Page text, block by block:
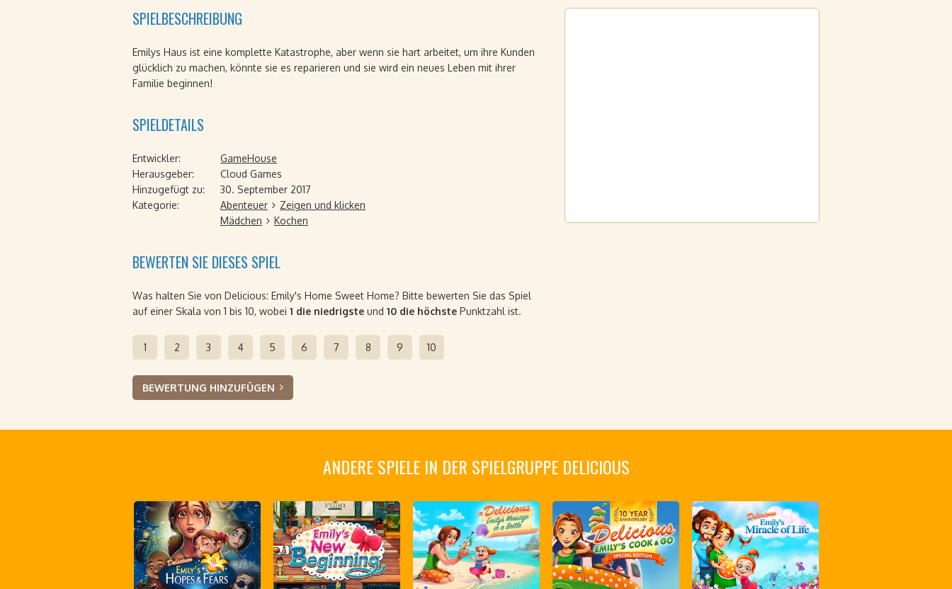
SPIELBESCHREIBUNG
Emilys Haus ist eine komplette Katastrophe, aber wenn sie hart arbeitet, um ihre Kunden
glücklich zu machen, könnte sie es reparieren und sie wird ein neues Leben mit ihrer
Familie beginnen!
SPIELDETAILS
Entwickler:
GameHouse
Herausgeber:
Cloud Games
Hinzugefügt zu:
30. September 2017
Kategorie:
Abenteuer
Zeigen und klicken
Mädchen
Kochen
BEWERTEN SIE DIESES SPIEL
Was halten Sie von Delicious: Emily's Home Sweet Home? Bitte bewerten Sie das Spiel
auf einer Skala von 1 bis 10, wobei 1 die niedrigste und 10 die höchste Punktzahl ist.
1 2 3 4 5 6 7 8 9 10
BEWERTUNG HINZUFÜGEN
ANDERE SPIELE IN DER SPIELGRUPPE DELICIOUS